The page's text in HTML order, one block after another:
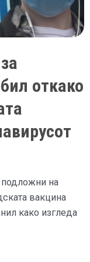
откако
на
вакцина
како изгледа